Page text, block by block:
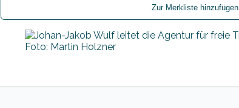
Zur Merkliste hinzufügen
Foto: Martin Holzner